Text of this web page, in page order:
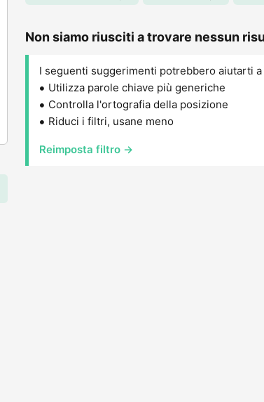
Non siamo riusciti a trovare nessun
I seguenti suggerimenti potrebbero aiutarti
Utilizza parole chiave più generiche
Controlla l'ortografia della posizione
Riduci i filtri, usane meno
Reimposta filtro →